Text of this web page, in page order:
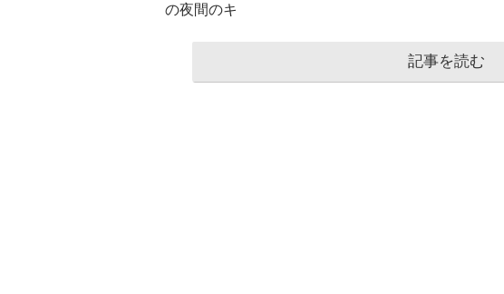
の夜間のキ
記事を読む